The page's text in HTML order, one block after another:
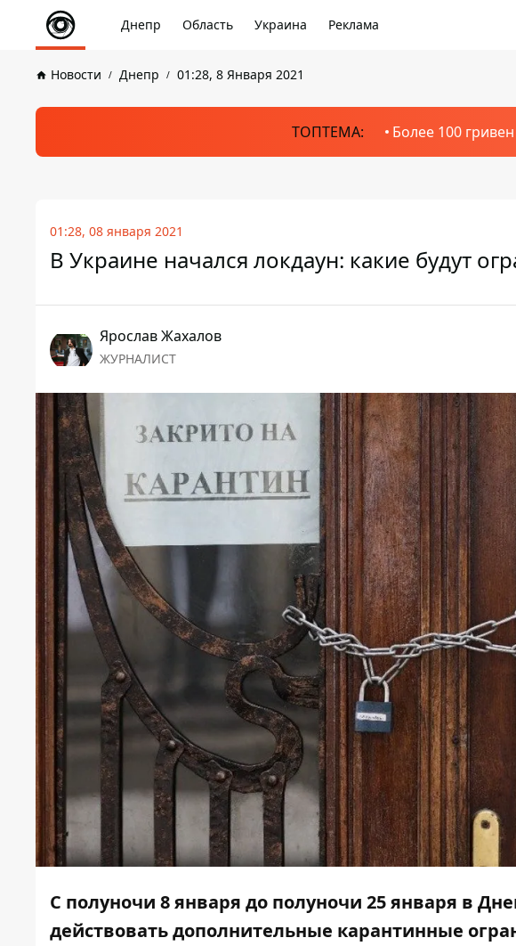
Днепр Область Украина Реклама
Новости Днепр 01:28, 8 Января 2021
ТОПТЕМА: Более 100
01:28, 08 января 2021
В Украине начался локдаун: какие будут
Ярослав Жахалов
ЖУРНАЛИСТ
С полуночи 8 января до полуночи 25 января в
действовать дополнительные карантинные